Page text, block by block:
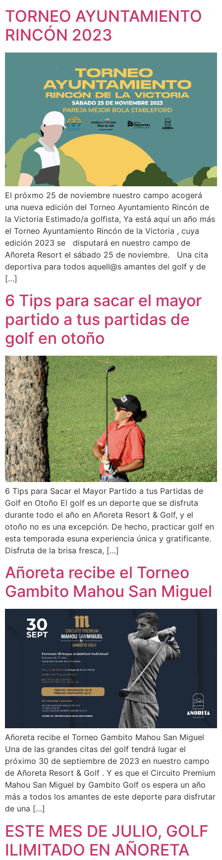
TORNEO AYUNTAMIENTO
RINCÓN 2023
El próxmo 25 de noviembre nuestro campo acogerá
una nueva edición del Torneo Ayuntamiento Rincón de
la Victoria Estimado/a golfista, Ya está aquí un año más
el Torneo Ayuntamiento Rincón de la Victoria , cuya
edición 2023 se disputará en nuestro campo de
Añoreta Resort el sábado 25 de noviembre. Una cita
deportiva para todos aquell@s amantes del golf y de
[…]
6 Tips para sacar el mayor
partido a tus partidas de
golf en otoño
6 Tips para Sacar el Mayor Partido a tus Partidas de
Golf en Otoño El golf es un deporte que se disfruta
durante todo el año en Añoreta Resort & Golf, y el
otoño no es una excepción. De hecho, practicar golf en
esta temporada esuna experiencia única y gratificante.
Disfruta de la brisa fresca, […]
Añoreta recibe el Torneo
Gambito Mahou San Miguel
Añoreta recibe el Torneo Gambito Mahou San Miguel
Una de las grandes citas del golf tendrá lugar el
próximo 30 de septiembre de 2023 en nuestro campo
de Añoreta Resort & Golf . Y es que el Circuito Premium
Mahou San Miguel by Gambito Golf os espera un año
más a todos los amantes de este deporte para disfrutar
de una […]
ESTE MES DE JULIO, GOLF
ILIMITADO EN AÑORETA